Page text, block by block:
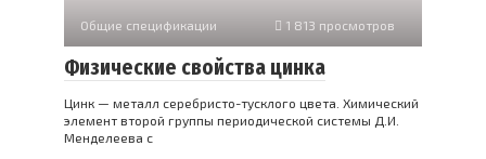
Общие спецификации 1 813 просмотров
Физические свойства цинка
Цинк — металл серебристо-тусклого цвета. Химический
элемент второй группы периодической системы Д.И.
Менделеева с